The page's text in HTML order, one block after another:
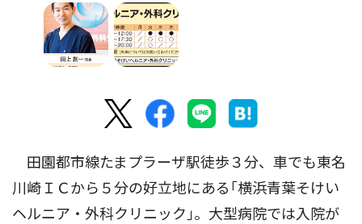
田園都市線たまプラーザ駅徒歩３分、車でも東名
川崎ＩＣから５分の好立地にある｢横浜青葉そけい
ヘルニア・外科クリニック｣。大型病院では入院が